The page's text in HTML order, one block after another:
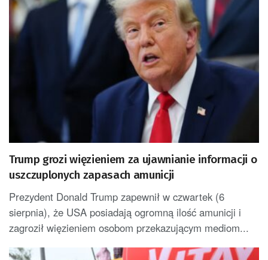
Trump grozi więzieniem za ujawnianie informacji o
uszczuplonych zapasach amunicji
Prezydent Donald Trump zapewnił w czwartek (6
sierpnia), że USA posiadają ogromną ilość amunicji i
zagroził więzieniem osobom przekazującym mediom...